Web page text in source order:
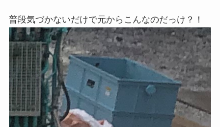
普段気づかないだけで元からこんなのだっけ？！